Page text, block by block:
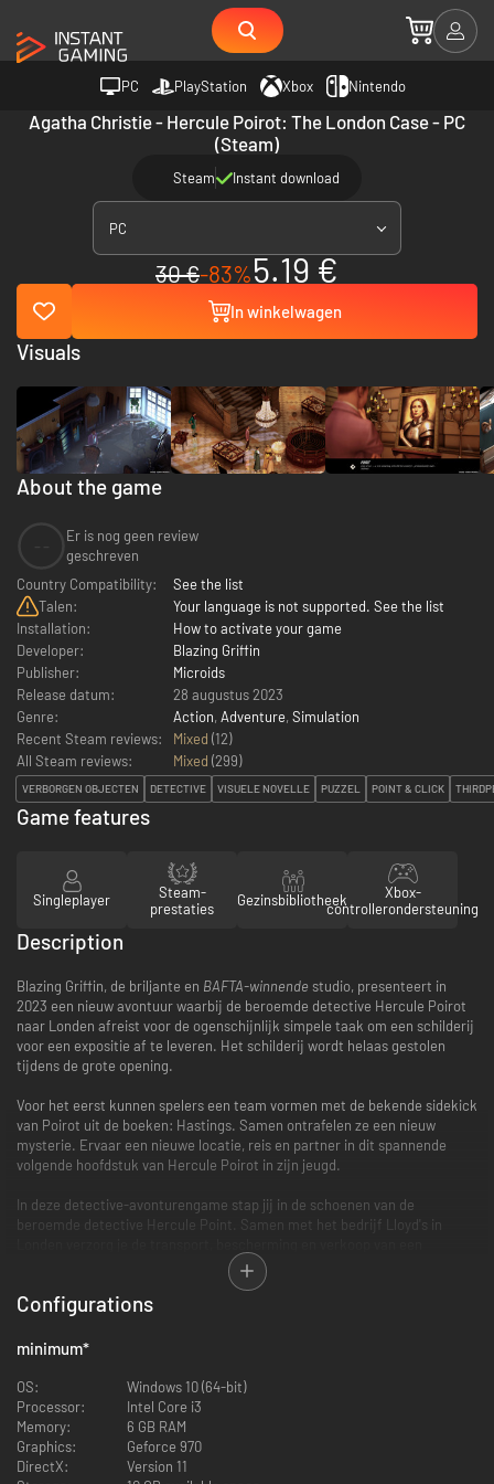
PC PlayStation Xbox Nintendo
Agatha Christie - Hercule Poirot: The London Case - PC
(Steam)
Steam Instant download
PC
30 €-83%5.19 €
In winkelwagen
About the game
Er is nog geen review
geschreven
Country Compatibility:
See the list
Talen:
Your language is not supported. See the list
Installation:
How to activate your game
Developer:
Blazing Griffin
Publisher:
Microids
Release datum:
28 augustus 2023
Genre:
Action, Adventure, Simulation
Recent Steam reviews:
Mixed (12)
All Steam reviews:
Mixed (299)
VERBORGEN OBJECTEN DETECTIVE VISUELE NOVELLE PUZZEL POINT & CLICK
Visuals
Game features
Singleplayer
Steam-
prestaties
Gezinsbibliotheek
Xbox-
controllerondersteuning
Description
Blazing Griffin, de briljante en BAFTA-winnende studio, presenteert in
2023 een nieuw avontuur waarbij de beroemde detective Hercule Poirot
naar Londen afreist voor de ogenschijnlijk simpele taak om een schilderij
voor een expositie af te leveren. Het schilderij wordt helaas gestolen
tijdens de grote opening.
Voor het eerst kunnen spelers een team vormen met de bekende sidekick
van Poirot uit de boeken: Hastings. Samen ontrafelen ze een nieuw
mysterie. Ervaar een nieuwe locatie, reis en partner in dit spannende
volgende hoofdstuk van Hercule Poirot in zijn jeugd.
In deze detective-avonturengame stap jij in de schoenen van de
beroemde detective Hercule Point. Samen met het bedrijf Lloyd's in
waardevol schilderij van Maria van Magdala. Het schilderij wordt het
pronkstuk van een nieuwe expositie in een museum in Londen en maakt
deel uit van andere kerkelijke werken die uit Brussel worden geleend.
Je collega Hastings is een medewerker van Lloyd's en hij helpt je met het
je bij het museum aankomt, word je opgewacht door Mortimer Ailsworth,
de nieuwe eigenaar van het schilderij, en Evelyn Warbeck, de curator van
het museum. Gebruik de aanwezige middelen om de beveiliging te
controleren en het schilderij tegen mogelijke dreigingen te beschermen.
Configurations
minimum*
OS:
Windows 10 (64-bit)
Processor:
Intel Core i3
Memory:
6 GB RAM
Graphics:
Geforce 970
DirectX:
Version 11